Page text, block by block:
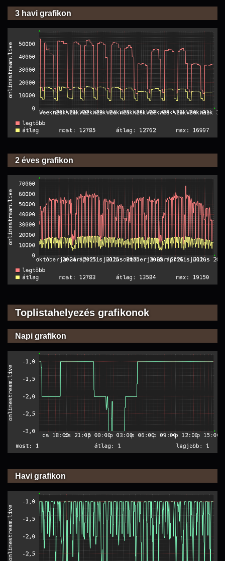
3 havi grafikon
2 éves grafikon
Toplistahelyezés grafikonok
Napi grafikon
Havi grafikon